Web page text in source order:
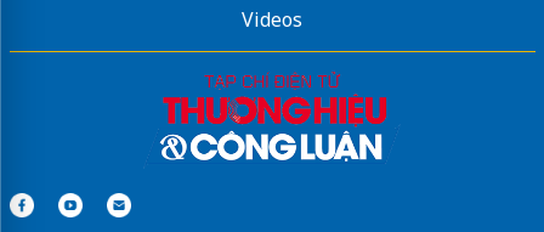
Videos